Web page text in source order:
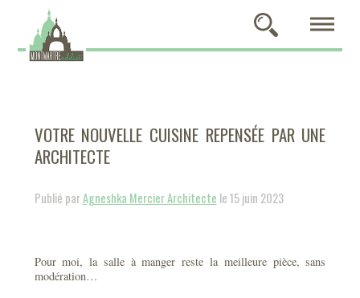
VOTRE NOUVELLE CUISINE REPENSÉE PAR UNE
ARCHITECTE
Publié parAgneshka Mercier Architecte le 15 juin 2023
Pour moi, la salle à manger reste la meilleure pièce, sans
modération…